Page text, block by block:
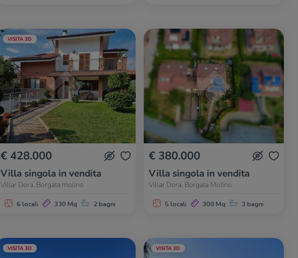
VISITA 3D
€ 428.000
Villa singola in vendita
Villar Dora, Borgata molino
6 locali 330 Mq 2 bagni
€ 380.000
Villa singola in vendita
Villar Dora, Borgata Molino
5 locali 300 Mq 3 bagni
VISITA 3D VISITA 3D